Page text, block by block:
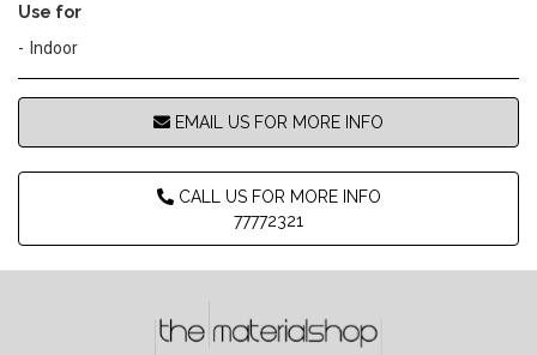
Use for
Indoor
EMAIL US FOR MORE INFO
CALL US FOR MORE INFO
77772321